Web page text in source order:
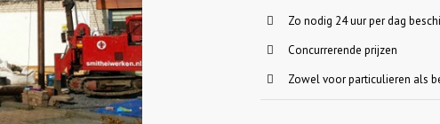
Zo nodig 24 uur per dag
Concurrerende prijzen
Zowel voor particulieren als